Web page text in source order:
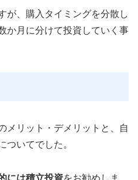
が、購入タイミングを分散し
か月に分けて投資していく事
メリット・デメリットと、自
ついてでした。
には積立投資をお勧めしま